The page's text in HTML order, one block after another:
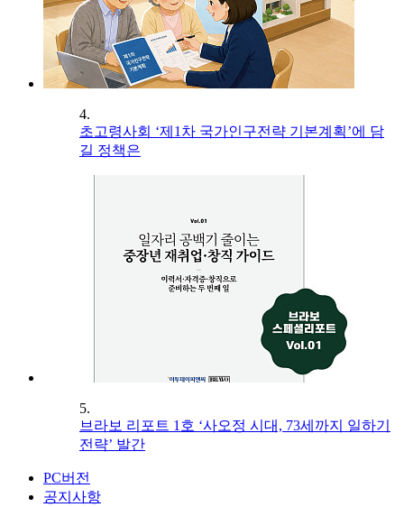
4.
초고령사회 ‘제1차 국가인구전략 기본계획’에 담
길 정책은
5.
브라보 리포트 1호 ‘사오정 시대, 73세까지 일하기
전략’ 발간
PC버전
공지사항